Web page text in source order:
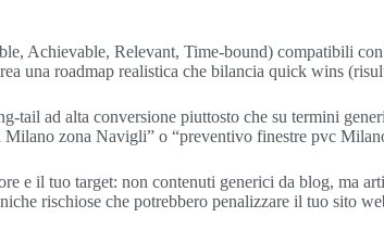
Achievable, Relevant, Time-bound) compatibili
una roadmap realistica che bilancia quick wins
tail ad alta conversione piuttosto che su termini
zona Navigli” o “preventivo finestre pvc
e il tuo target: non contenuti generici da blog, ma
rischiose che potrebbero penalizzare il tuo sito